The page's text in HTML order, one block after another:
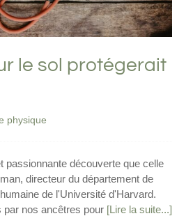
le sol protégerait
physique
passionnante découverte que celle
directeur du département de
de l'Université d'Harvard.
par nos ancêtres pour [Lire la suite...]